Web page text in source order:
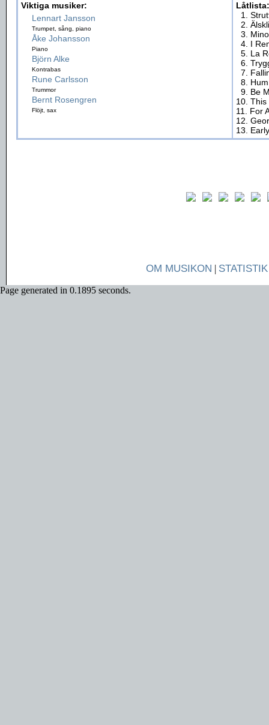
Viktiga musiker:
Lennart Jansson
Trumpet, sång, piano
Åke Johansson
Piano
Björn Alke
Kontrabas
Rune Carlsson
Trummor
Bernt Rosengren
Flöjt, sax
Låtlista:
1.
2.
3.
4. I
5. La
6.
7.
8.
9. Be
10.
11. For
12.
13.
OM MUSIKON | STATISTIK
Page generated in 0.1895 seconds.